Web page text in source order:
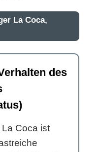
La Coca,
des
Coca ist